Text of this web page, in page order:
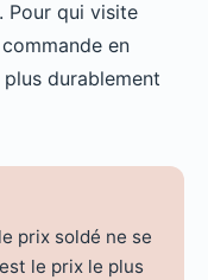
Pour qui visite
en
durablement
prix soldé ne se
le prix le plus